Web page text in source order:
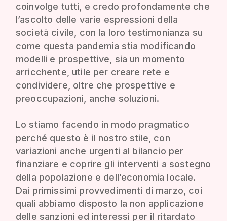
coinvolge tutti, e credo profondamente che
l’ascolto delle varie espressioni della
società civile, con la loro testimonianza su
come questa pandemia stia modificando
modelli e prospettive, sia un momento
arricchente, utile per creare rete e
condividere, oltre che prospettive e
preoccupazioni, anche soluzioni.
Lo stiamo facendo in modo pragmatico
perché questo è il nostro stile, con
variazioni anche urgenti al bilancio per
finanziare e coprire gli interventi a sostegno
della popolazione e dell’economia locale.
Dai primissimi provvedimenti di marzo, coi
quali abbiamo disposto la non applicazione
delle sanzioni ed interessi per il ritardato